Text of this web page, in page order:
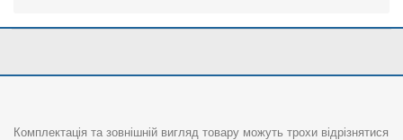
Комплектація та зовнішній вигляд товару можуть трохи відрізнятися